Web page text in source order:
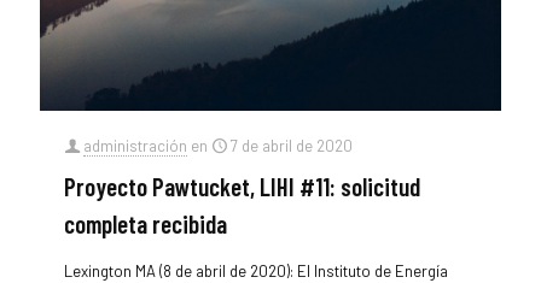
administración en 7 de abril de 2020
Proyecto Pawtucket, LIHI #11: solicitud
completa recibida
Lexington MA (8 de abril de 2020): El Instituto de Energía